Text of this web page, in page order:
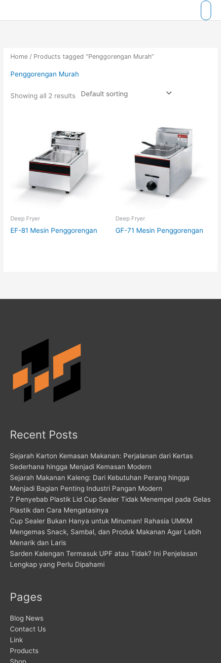
Home / Products tagged “Penggorengan Murah”
Penggorengan Murah
Showing all 2 results
Deep Fryer
EF-81 Mesin Penggorengan
Deep Fryer
GF-71 Mesin Penggorengan
Recent Posts
Sejarah Karton Kemasan Makanan: Perjalanan dari Kertas
Sederhana hingga Menjadi Kemasan Modern
Sejarah Makanan Kaleng: Dari Kebutuhan Perang hingga
Menjadi Bagian Penting Industri Pangan Modern
7 Penyebab Plastik Lid Cup Sealer Tidak Menempel pada Gelas
Plastik dan Cara Mengatasinya
Cup Sealer Bukan Hanya untuk Minuman! Rahasia UMKM
Mengemas Snack, Sambal, dan Produk Makanan Agar Lebih
Menarik dan Laris
Sarden Kalengan Termasuk UPF atau Tidak? Ini Penjelasan
Lengkap yang Perlu Dipahami
Pages
Blog News
Contact Us
Link
Products
Shop